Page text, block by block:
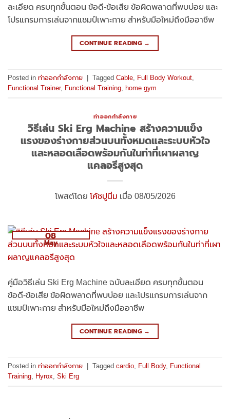
ละเอียด ครบทุกขั้นตอน ข้อดี-ข้อเสีย ข้อผิดพลาดที่พบบ่อย และ
โปรแกรมการเล่นจากแชมป์เพาะกาย สำหรับมือใหม่ถึงมืออาชีพ
CONTINUE READING →
Posted in ท่าออกกำลังกาย Tagged Cable, Full Body Workout,
Functional Trainer, Functional Training, home gym
ท่าออกกำลังกาย
วิธีเล่น Ski Erg Machine สร้างความแข็ง
แรงของร่างกายส่วนบนทั้งหมดและระบบหัวใจ
และหลอดเลือดพร้อมกันในท่าที่เผาผลาญ
แคลอรีสูงสุด
โพสต์โดย โค้ชปูนิ่ม เมื่อ 08/05/2026
08
May
คู่มือวิธีเล่น Ski Erg Machine ฉบับละเอียด ครบทุกขั้นตอน
ข้อดี-ข้อเสีย ข้อผิดพลาดที่พบบ่อย และโปรแกรมการเล่นจาก
แชมป์เพาะกาย สำหรับมือใหม่ถึงมืออาชีพ
CONTINUE READING →
Posted in ท่าออกกำลังกาย Tagged cardio, Full Body, Functional
Training, Hyrox, Ski Erg